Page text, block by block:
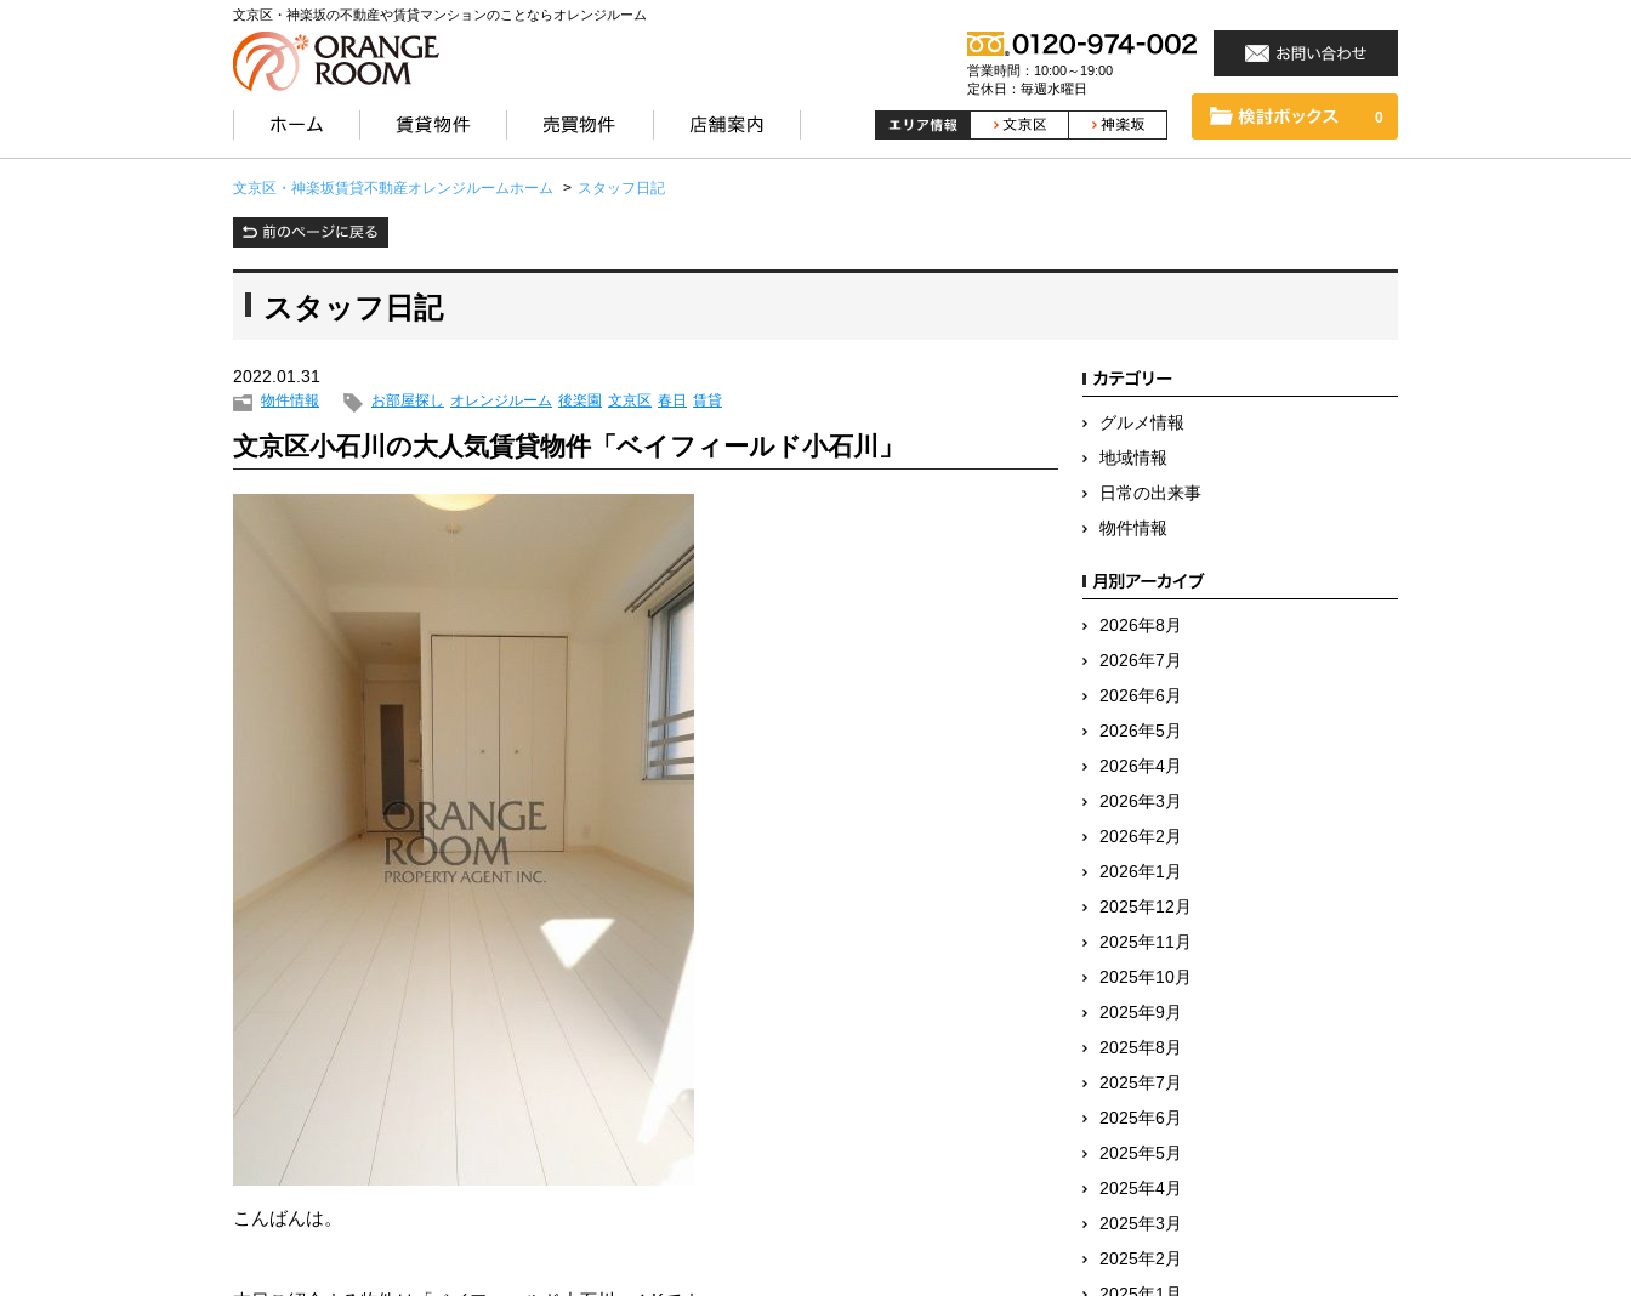
文京区・神楽坂の不動産や賃貸マンションのことならオレンジルーム
営業時間：10:00～19:00
定休日：毎週水曜日
0
文京区・神楽坂賃貸不動産オレンジルームホーム > スタッフ日記
スタッフ日記
2022.01.31
物件情報 お部屋探し オレンジルーム 後楽園 文京区 春日 賃貸
文京区小石川の大人気賃貸物件「ベイフィールド小石川」
こんばんは。
グルメ情報
地域情報
日常の出来事
物件情報
2026年8月
2026年7月
2026年6月
2026年5月
2026年4月
2026年3月
2026年2月
2026年1月
2025年12月
2025年11月
2025年10月
2025年9月
2025年8月
2025年7月
2025年6月
2025年5月
2025年4月
2025年3月
2025年2月